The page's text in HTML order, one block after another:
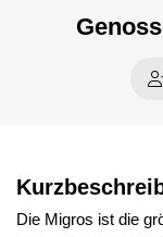
Die Migros ist die